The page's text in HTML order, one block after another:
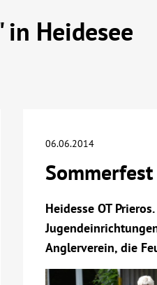
in Heidesee
06.06.2014
Heidesse OT
Anglerverein, die